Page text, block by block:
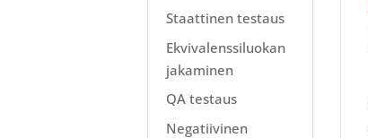
Staattinen testaus
Ekvivalenssiluokan
jakaminen
QA testaus
Negatiivinen